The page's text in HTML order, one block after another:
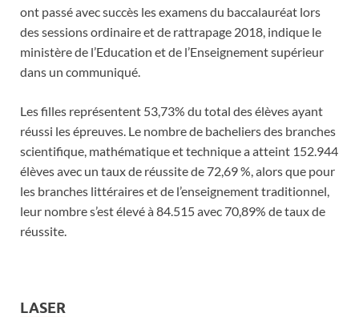
ont passé avec succès les examens du baccalauréat lors
des sessions ordinaire et de rattrapage 2018, indique le
ministère de l’Education et de l’Enseignement supérieur
dans un communiqué.
Les filles représentent 53,73% du total des élèves ayant
réussi les épreuves. Le nombre de bacheliers des branches
scientifique, mathématique et technique a atteint 152.944
élèves avec un taux de réussite de 72,69 %, alors que pour
les branches littéraires et de l’enseignement traditionnel,
leur nombre s’est élevé à 84.515 avec 70,89% de taux de
réussite.
LASER